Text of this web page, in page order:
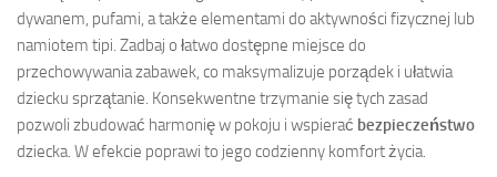
dywanem, pufami, a także elementami do aktywności fizycznej lub
namiotem tipi. Zadbaj o łatwo dostępne miejsce do
przechowywania zabawek, co maksymalizuje porządek i ułatwia
dziecku sprzątanie. Konsekwentne trzymanie się tych zasad
pozwoli zbudować harmonię w pokoju i wspierać bezpieczeństwo
dziecka. W efekcie poprawi to jego codzienny komfort życia.